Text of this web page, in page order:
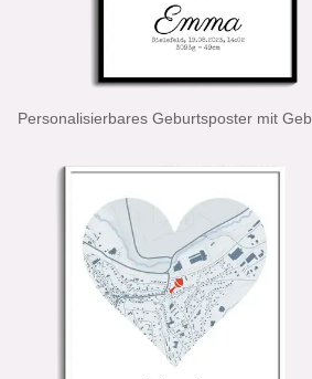
Personalisierbares Geburtsposter mit